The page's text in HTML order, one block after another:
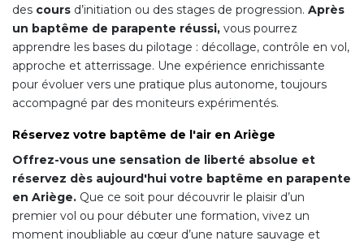
des cours d’initiation ou des stages de progression. Après
un baptême de parapente réussi, vous pourrez
apprendre les bases du pilotage : décollage, contrôle en vol,
approche et atterrissage. Une expérience enrichissante
pour évoluer vers une pratique plus autonome, toujours
accompagné par des moniteurs expérimentés.
Réservez votre baptême de l'air en Ariège
Offrez-vous une sensation de liberté absolue et
réservez dès aujourd'hui votre baptême en parapente
en Ariège. Que ce soit pour découvrir le plaisir d’un
premier vol ou pour débuter une formation, vivez un
moment inoubliable au cœur d’une nature sauvage et